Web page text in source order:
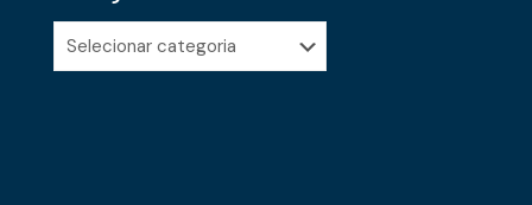
Categorias